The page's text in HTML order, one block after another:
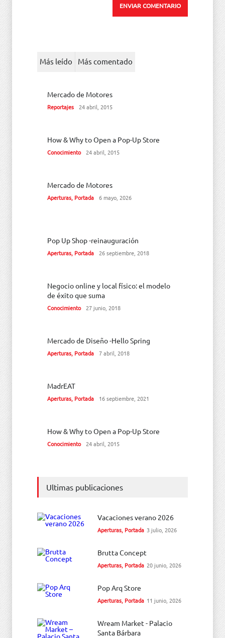
Más leído Más comentado
Mercado de Motores
Reportajes 24 abril, 2015
How & Why to Open a Pop-Up Store
Conocimiento 24 abril, 2015
Mercado de Motores
Aperturas, Portada 6 mayo, 2026
Pop Up Shop -reinauguración
Aperturas, Portada 26 septiembre, 2018
Negocio online y local físico: el modelo
de éxito que suma
Conocimiento 27 junio, 2018
Mercado de Diseño -Hello Spring
Aperturas, Portada 7 abril, 2018
MadrEAT
Aperturas, Portada 16 septiembre, 2021
How & Why to Open a Pop-Up Store
Conocimiento 24 abril, 2015
Ultimas publicaciones
Vacaciones verano 2026
Aperturas, Portada 3 julio, 2026
Brutta Concept
Aperturas, Portada 20 junio, 2026
Pop Arq Store
Aperturas, Portada 11 junio, 2026
Wream Market - Palacio
Santa Bárbara